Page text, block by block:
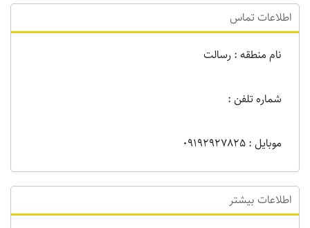
اطلاعات تماس
نام منطقه : رسالت
شماره تلفن :
موبایل : 09192927825
اطلاعات بیشتر